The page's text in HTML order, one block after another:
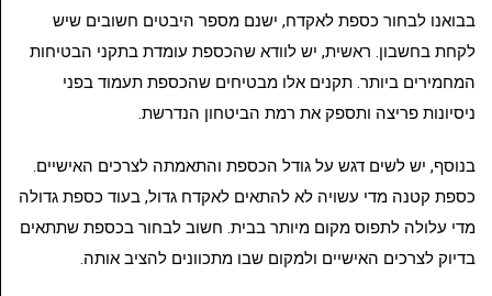
בבואנו לבחור כספת לאקדח, ישנם מספר היבטים חשובים שיש
לקחת בחשבון. ראשית, יש לוודא שהכספת עומדת בתקני הבטיחות
המחמירים ביותר. תקנים אלו מבטיחים שהכספת תעמוד בפני
ניסיונות פריצה ותספק את רמת הביטחון הנדרשת.
בנוסף, יש לשים דגש על גודל הכספת והתאמתה לצרכים האישיים.
כספת קטנה מדי עשויה לא להתאים לאקדח גדול, בעוד כספת גדולה
מדי עלולה לתפוס מקום מיותר בבית. חשוב לבחור בכספת שתתאים
בדיוק לצרכים האישיים ולמקום שבו מתכוונים להציב אותה.